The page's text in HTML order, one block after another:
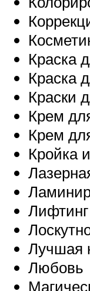
Краска
Краска
Краски
Крем
Крем
Кройка
Лифтинг
Лучшая
Любовь